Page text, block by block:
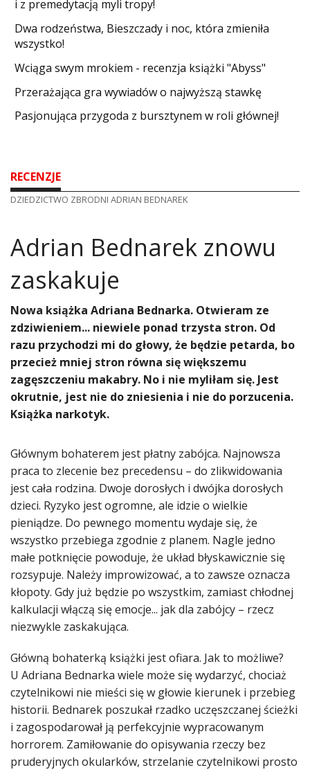
i z premedytacją myli tropy!
Dwa rodzeństwa, Bieszczady i noc, która zmieniła
wszystko!
Wciąga swym mrokiem - recenzja książki "Abyss"
​Przerażająca gra wywiadów o najwyższą stawkę
Pasjonująca przygoda z bursztynem w roli głównej!
RECENZJE
DZIEDZICTWO ZBRODNI ADRIAN BEDNAREK
Adrian Bednarek znowu
zaskakuje
Nowa książka Adriana Bednarka. Otwieram ze
zdziwieniem... niewiele ponad trzysta stron. Od
razu przychodzi mi do głowy, że będzie petarda, bo
przecież mniej stron równa się większemu
zagęszczeniu makabry. No i nie myliłam się. Jest
okrutnie, jest nie do zniesienia i nie do porzucenia.
Książka narkotyk.
Głównym bohaterem jest płatny zabójca. Najnowsza
praca to zlecenie bez precedensu – do zlikwidowania
jest cała rodzina. Dwoje dorosłych i dwójka dorosłych
dzieci. Ryzyko jest ogromne, ale idzie o wielkie
pieniądze. Do pewnego momentu wydaje się, że
wszystko przebiega zgodnie z planem. Nagle jedno
małe potknięcie powoduje, że układ błyskawicznie się
rozsypuje. Należy improwizować, a to zawsze oznacza
kłopoty. Gdy już będzie po wszystkim, zamiast chłodnej
kalkulacji włączą się emocje... jak dla zabójcy – rzecz
niezwykle zaskakująca.
Główną bohaterką książki jest ofiara. Jak to możliwe?
U Adriana Bednarka wiele może się wydarzyć, chociaż
czytelnikowi nie mieści się w głowie kierunek i przebieg
historii. Bednarek poszukał rzadko uczęszczanej ścieżki
i zagospodarował ją perfekcyjnie wypracowanym
horrorem. Zamiłowanie do opisywania rzeczy bez
pruderyjnych okularków, strzelanie czytelnikowi prosto